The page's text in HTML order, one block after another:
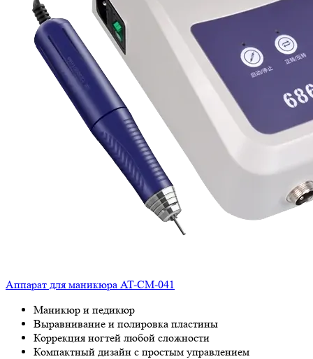
Аппарат для маникюра AT-CM-041
Маникюр и педикюр
Выравнивание и полировка пластины
Коррекция ногтей любой сложности
Компактный дизайн с простым управлением